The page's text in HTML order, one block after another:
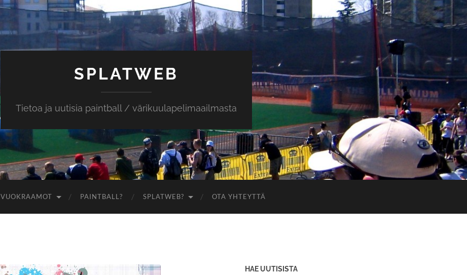
SPLATWEB
Tietoa ja uutisia paintball / värikuulapelimaailmasta
VUOKRAAMOT PAINTBALL? SPLATWEB? OTA YHTEYTTÄ
HAE UUTISISTA